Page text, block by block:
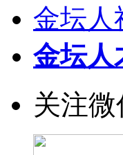
金坛人
金坛人
关注